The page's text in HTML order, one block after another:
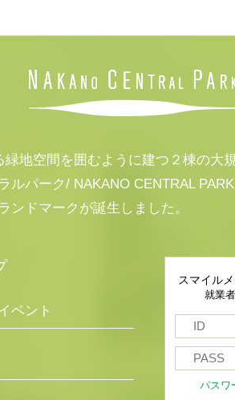
緑地空間を囲むように建つ２棟の大
ルパーク/ NAKANO CENTRAL
ンドマークが誕生しました。
ベント
スマイル
就業
パスワ